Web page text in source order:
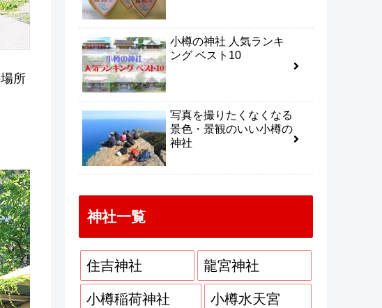
所
小樽の神社 人気ランキ
ング ベスト10
写真を撮りたくなくなる
景色・景観のいい小樽の
神社
神社一覧
住吉神社 龍宮神社
小樽稲荷神社 小樽水天宮